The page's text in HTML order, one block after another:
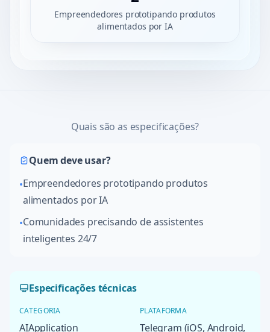
Empreendedores prototipando produtos
alimentados por IA
Quais são as especificações?
Quem deve usar?
•Empreendedores prototipando produtos
alimentados por IA
•Comunidades precisando de assistentes
inteligentes 24/7
Especificações técnicas
CATEGORIA
AIApplication
PLATAFORMA
Telegram (iOS, Android,